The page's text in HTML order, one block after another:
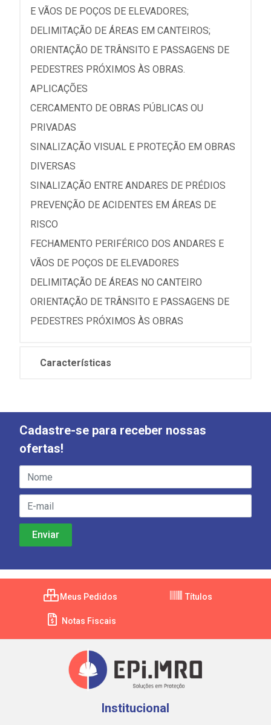
E VÃOS DE POÇOS DE ELEVADORES;
DELIMITAÇÃO DE ÁREAS EM CANTEIROS;
ORIENTAÇÃO DE TRÂNSITO E PASSAGENS DE
PEDESTRES PRÓXIMOS ÀS OBRAS.
APLICAÇÕES
CERCAMENTO DE OBRAS PÚBLICAS OU
PRIVADAS
SINALIZAÇÃO VISUAL E PROTEÇÃO EM OBRAS
DIVERSAS
SINALIZAÇÃO ENTRE ANDARES DE PRÉDIOS
PREVENÇÃO DE ACIDENTES EM ÁREAS DE
RISCO
FECHAMENTO PERIFÉRICO DOS ANDARES E
VÃOS DE POÇOS DE ELEVADORES
DELIMITAÇÃO DE ÁREAS NO CANTEIRO
ORIENTAÇÃO DE TRÂNSITO E PASSAGENS DE
PEDESTRES PRÓXIMOS ÀS OBRAS
Características
Cadastre-se para receber nossas
ofertas!
Meus Pedidos Títulos
Notas Fiscais
Institucional